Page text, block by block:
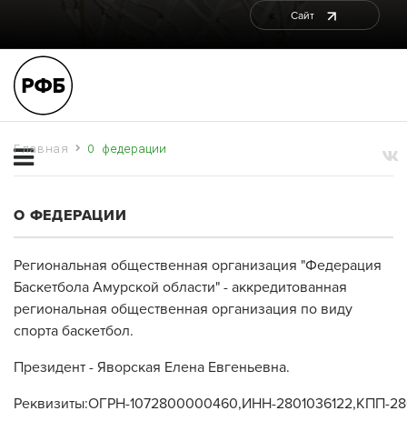
Сайт
Главная О федерации
О ФЕДЕРАЦИИ
Региональная общественная организация "Федерация
Баскетбола Амурской области" - аккредитованная
региональная общественная организация по виду
спорта баскетбол.
Президент - Яворская Елена Евгеньевна.
Реквизиты:ОГРН-1072800000460,ИНН-2801036122,КПП-